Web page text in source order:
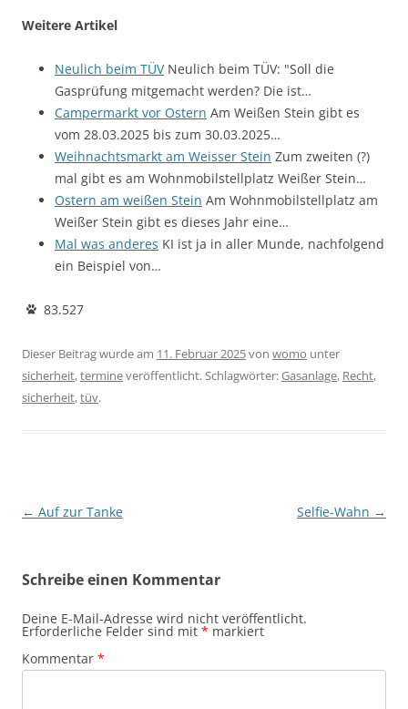
Weitere Artikel
Neulich beim TÜVNeulich beim TÜV: "Soll die
Gasprüfung mitgemacht werden? Die ist…
Campermarkt vor Ostern Am Weißen Stein gibt es
vom 28.03.2025 bis zum 30.03.2025…
Weihnachtsmarkt am Weisser Stein Zum zweiten (?)
mal gibt es am Wohnmobilstellplatz Weißer Stein…
Ostern am weißen Stein Am Wohnmobilstellplatz am
Weißer Stein gibt es dieses Jahr eine…
Mal was anderes KI ist ja in aller Munde, nachfolgend
ein Beispiel von…
83.527
Dieser Beitrag wurde am 11. Februar 2025von womo unter
sicherheit,termineveröffentlicht. Schlagwörter:Gasanlage, Recht,
sicherheit,tüv.
Beitragsnavigation
← Auf zur Tanke Selfie-Wahn →
Schreibe einen Kommentar
Deine E-Mail-Adresse wird nicht veröffentlicht.
Erforderliche Felder sind mit * markiert
Kommentar *